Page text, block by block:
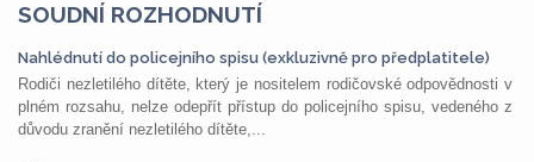
SOUDNÍ ROZHODNUTÍ
Nahlédnutí do policejního spisu (exkluzivně pro předplatitele)
Rodiči nezletilého dítěte, který je nositelem rodičovské odpovědnosti v
plném rozsahu, nelze odepřít přístup do policejního spisu, vedeného z
důvodu zranění nezletilého dítěte,...